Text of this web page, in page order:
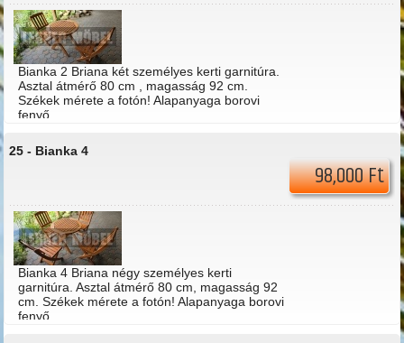
Bianka 2 Briana két személyes kerti garnitúra.
Asztal átmérő 80 cm , magasság 92 cm.
Székek mérete a fotón! Alapanyaga borovi
fenyő.
25 - Bianka 4
98,000 Ft
Bianka 4 Briana négy személyes kerti
garnitúra. Asztal átmérő 80 cm, magasság 92
cm. Székek mérete a fotón! Alapanyaga borovi
fenyő.